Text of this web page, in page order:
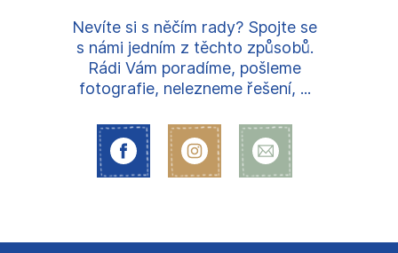
Nevíte si s něčím rady? Spojte se
s námi jedním z těchto způsobů.
Rádi Vám poradíme, pošleme
fotografie, nelezneme řešení, ...